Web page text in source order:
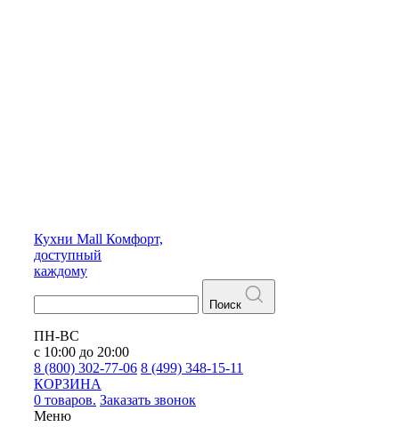
Кухни Mall Комфорт,
доступный
каждому
Поиск
ПН-ВС
с 10:00 до 20:00
8 (800) 302-77-06 8 (499) 348-15-11
КОРЗИНА
0 товаров. Заказать звонок
Меню